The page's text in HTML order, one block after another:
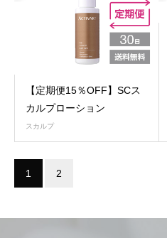
【定期便15％OFF】SCス
カルプローション
スカルプ
1 2